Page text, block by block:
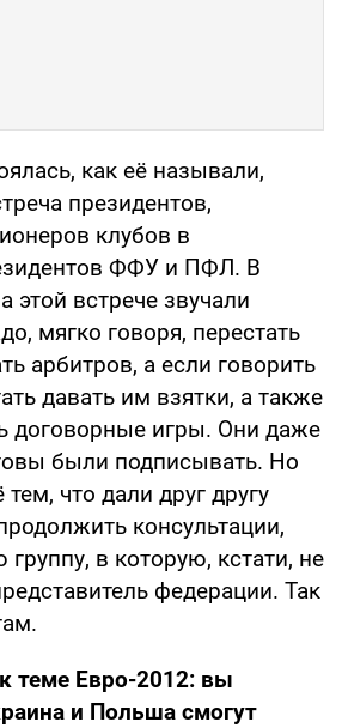
как её называли,
президентов,
клубов в
ФФУ и ПФЛ. В
этой встрече звучали
мягко говоря, перестать
арбитров, а если говорить
давать им взятки, а также
договорные игры. Они даже
были подписывать. Но
что дали друг другу
консультации,
группу, в которую, кстати, не
федерации. Так
теме Евро-2012: вы
и Польша смогут